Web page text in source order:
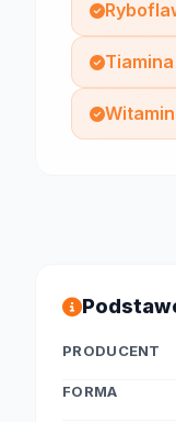
Tiamina
PRODUCENT
FORMA